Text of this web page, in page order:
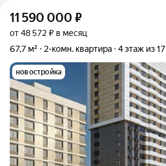
11 590 000 ₽
от 48 572 ₽ в месяц
67,7 м²
2-комн. квартира 4 этаж из 17
новостройка